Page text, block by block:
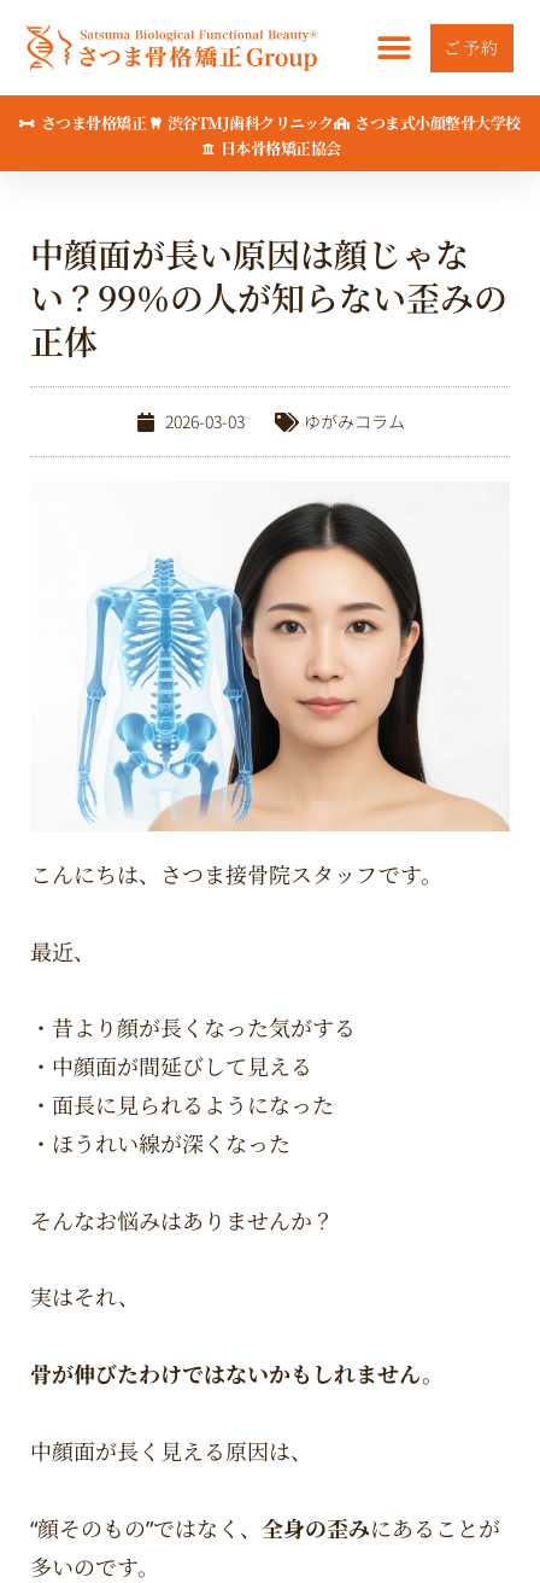
ッ
ご予約
さつま骨格矯正 渋谷TMJ歯科クリニック
さつま式小顔整骨大学校
日本骨格矯正協会
中顔面が長い原因は顔じゃな
い？99％の人が知らない歪みの
正体
2026-03-03 ゆがみコラム
こんにちは、さつま接骨院スタッフです。
最近、
・昔より顔が長くなった気がする
・中顔面が間延びして見える
・面長に見られるようになった
・ほうれい線が深くなった
そんなお悩みはありませんか？
実はそれ、
骨が伸びたわけではないかもしれません。
中顔面が長く見える原因は、
“顔そのもの”ではなく、 全身の歪みにあることが
多いのです。